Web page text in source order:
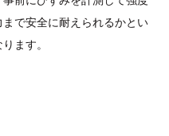
で安全に耐えられるかとい
ます。